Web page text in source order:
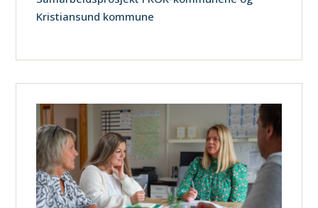
Kristiansund kommune